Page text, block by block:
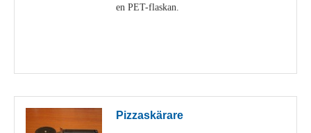
en PET-flaskan.
Pizzaskärare